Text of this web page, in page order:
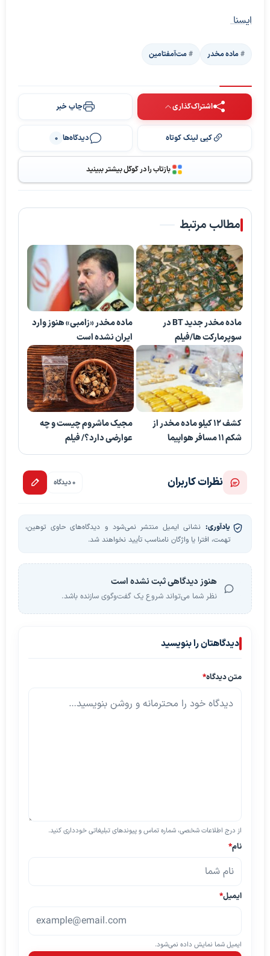
ایسنا
ماده مخدر مت‌آمفتامین
اشتراک‌گذاری چاپ خبر
کپی لینک کوتاه دیدگاه‌ها 0
بازتاب را در گوگل بیشتر ببینید
مطالب مرتبط
ماده مخدر جدید BT در
سوپرمارکت‌ ها/فیلم
ماده مخدر «زامبی» هنوز وارد
ایران نشده است
کشف 12 کیلو ماده مخدر از
شکم 11 مسافر هواپیما
مجیک ماشروم چیست و چه
عوارضی دارد؟/ فیلم
نظرات کاربران 0 دیدگاه
یادآوری: نشانی ایمیل منتشر نمی‌شود و دیدگاه‌های حاوی توهین،
تهمت، افترا یا واژگان نامناسب تأیید نخواهند شد.
هنوز دیدگاهی ثبت نشده است
نظر شما می‌تواند شروع یک گفت‌وگوی سازنده باشد.
دیدگاهتان را بنویسید
متن دیدگاه*
از درج اطلاعات شخصی، شماره تماس و پیوندهای تبلیغاتی خودداری کنید.
نام*
ایمیل*
ایمیل شما نمایش داده نمی‌شود.